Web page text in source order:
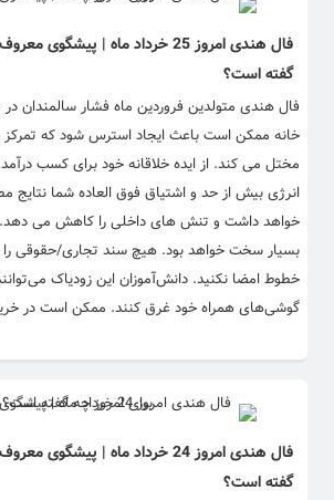
فال هندی امروز 25 خرداد ماه |
گفته است؟
فال هندی متولدین فروردین ماه فشار سالمندان
خانه ممکن است باعث ایجاد استرس شود که تمرکز
مختل می کند. از ایده خلاقانه خود برای کسب
انرژی بیش از حد و اشتیاق فوق العاده شما نتایج
خواهد داشت و تنش های داخلی را کاهش می
بسیار سخت خواهد بود. هیچ سند تجاری/حقوقی را
خطوط امضا نکنید. دانش‌آموزان این زودیاک
گوشی‌های همراه خود غرق کنند. ممکن است در
فال هندی امروز 24 خرداد ماه |
گفته است؟